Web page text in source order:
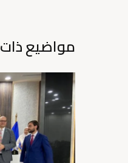
مواضيع